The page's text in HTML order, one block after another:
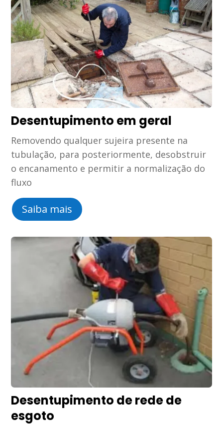
Desentupimento em geral
Removendo qualquer sujeira presente na
tubulação, para posteriormente, desobstruir
o encanamento e permitir a normalização do
fluxo
Saiba mais
Desentupimento de rede de
esgoto